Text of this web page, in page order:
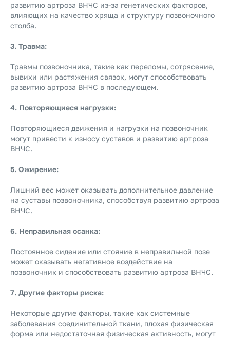
развитию артроза ВНЧС из-за генетических факторов,
влияющих на качество хряща и структуру позвоночного
столба.
3. Травма:
Травмы позвоночника, такие как переломы, сотрясение,
вывихи или растяжения связок, могут способствовать
развитию артроза ВНЧС в последующем.
4. Повторяющиеся нагрузки:
Повторяющиеся движения и нагрузки на позвоночник
могут привести к износу суставов и развитию артроза
ВНЧС.
5. Ожирение:
Лишний вес может оказывать дополнительное давление
на суставы позвоночника, способствуя развитию артроза
ВНЧС.
6. Неправильная осанка:
Постоянное сидение или стояние в неправильной позе
может оказывать негативное воздействие на
позвоночник и способствовать развитию артроза ВНЧС.
7. Другие факторы риска:
Некоторые другие факторы, такие как системные
заболевания соединительной ткани, плохая физическая
форма или недостаточная физическая активность, могут